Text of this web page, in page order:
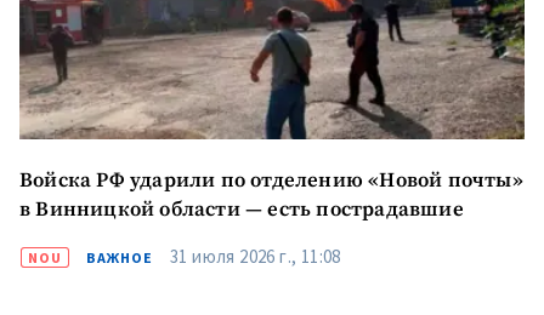
Войска РФ ударили по отделению «Новой почты»
в Винницкой области — есть пострадавшие
NOU ВАЖНОЕ 31 июля 2026 г., 11:08